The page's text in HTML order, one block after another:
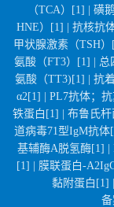
（TCA）[1] | 磺
HNE）[1] | 抗核抗
甲状腺激素（TSH）
氨酸（FT3）[1] | 总
氨酸（TT3)[1] | 抗
α2[1] | PL7抗体；
铁蛋白[1] | 布鲁氏杆
道病毒71型IgM抗体
基辅酶A脱氢酶[1] |
[1] | 膜联蛋白-
黏附蛋白[1] |
备